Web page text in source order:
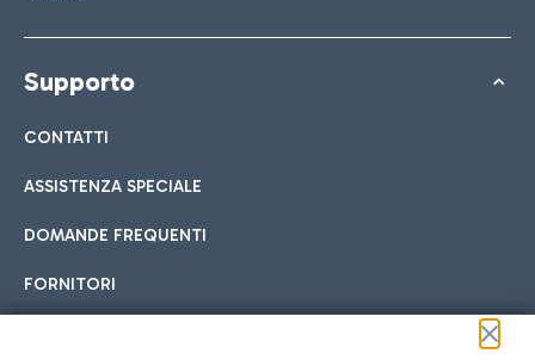
Supporto
CONTATTI
ASSISTENZA SPECIALE
DOMANDE FREQUENTI
FORNITORI